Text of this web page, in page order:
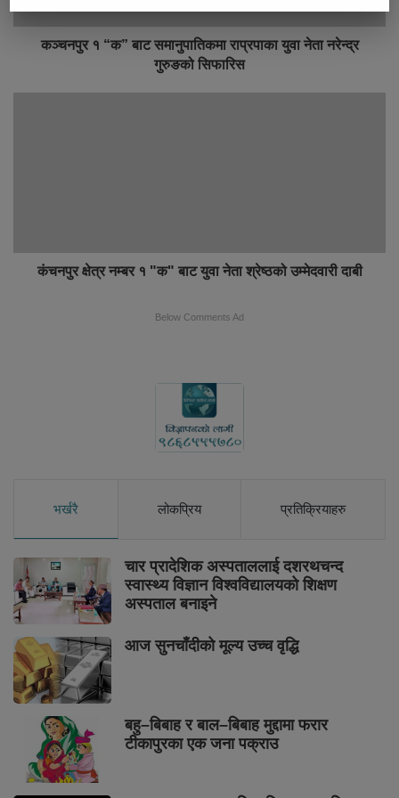
कञ्चनपुर १ “क” बाट समानुपातिकमा राप्रपाका युवा नेता नरेन्द्र
गुरुङको सिफारिस
कंचनपुर क्षेत्र नम्बर १ "क" बाट युवा नेता श्रेष्ठको उम्मेदवारी दाबी
Below Comments Ad
भर्खरै लोकप्रिय प्रतिक्रियाहरु
चार प्रादेशिक अस्पताललाई दशरथचन्द
स्वास्थ्य विज्ञान विश्वविद्यालयको शिक्षण
अस्पताल बनाइने
आज सुनचाँदीको मूल्य उच्च वृद्धि
बहु–बिबाह र बाल–बिबाह मुद्दामा फरार
टीकापुरका एक जना पक्राउ